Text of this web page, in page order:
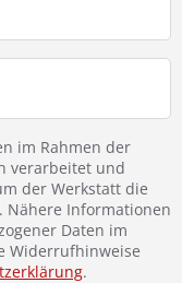
im Rahmen der
verarbeitet und
der Werkstatt die
Nähere Informationen
Daten im
Widerrufhinweise
.